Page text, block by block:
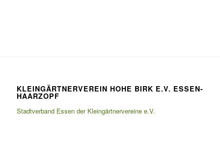
KLEINGÄRTNERVEREIN HOHE BIRK E.V. ESSEN-
HAARZOPF
Stadtverband Essen der Kleingärtnervereine e.V.